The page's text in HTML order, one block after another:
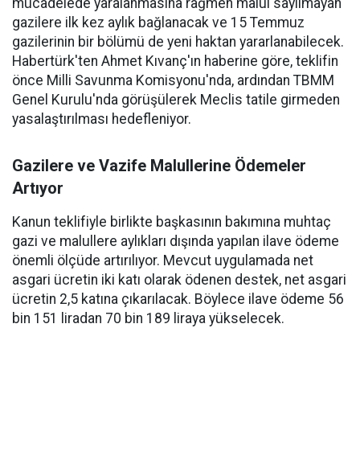
mücadelede yaralanmasına rağmen malul sayılmayan
gazilere ilk kez aylık bağlanacak ve 15 Temmuz
gazilerinin bir bölümü de yeni haktan yararlanabilecek.
Habertürk'ten Ahmet Kıvanç'ın haberine göre, teklifin
önce Milli Savunma Komisyonu'nda, ardından TBMM
Genel Kurulu'nda görüşülerek Meclis tatile girmeden
yasalaştırılması hedefleniyor.
Gazilere ve Vazife Malullerine Ödemeler
Artıyor
Kanun teklifiyle birlikte başkasının bakımına muhtaç
gazi ve malullere aylıkları dışında yapılan ilave ödeme
önemli ölçüde artırılıyor. Mevcut uygulamada net
asgari ücretin iki katı olarak ödenen destek, net asgari
ücretin 2,5 katına çıkarılacak. Böylece ilave ödeme 56
bin 151 liradan 70 bin 189 liraya yükselecek.